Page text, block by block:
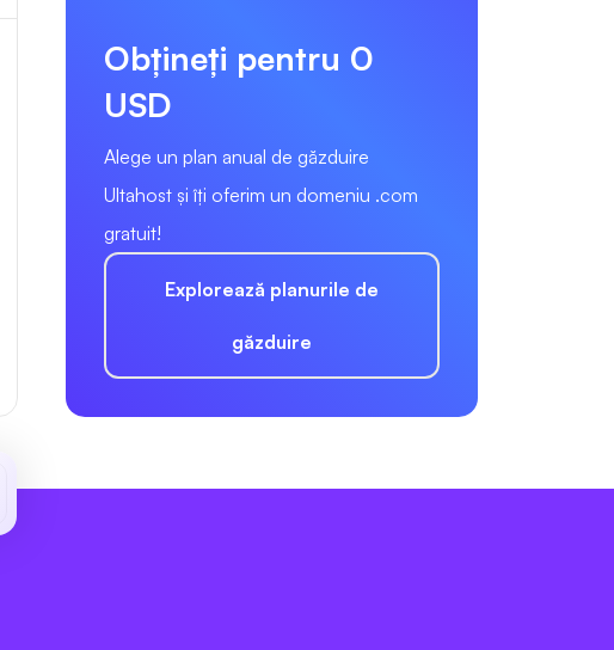
Obțineți pentru 0
USD
Alege un plan anual de găzduire
Ultahost și îți oferim un domeniu .com
gratuit!
Explorează planurile de
găzduire